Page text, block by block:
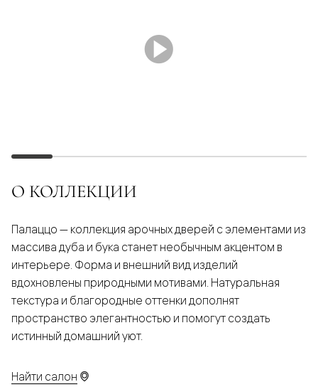
О КОЛЛЕКЦИИ
Палаццо — коллекция арочных дверей с элементами из
массива дуба и бука станет необычным акцентом в
интерьере. Форма и внешний вид изделий
вдохновлены природными мотивами. Натуральная
текстура и благородные оттенки дополнят
пространство элегантностью и помогут создать
истинный домашний уют.
Найти салон